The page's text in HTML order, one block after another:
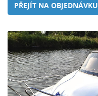
PŘEJÍT NA OBJEDNÁVKU